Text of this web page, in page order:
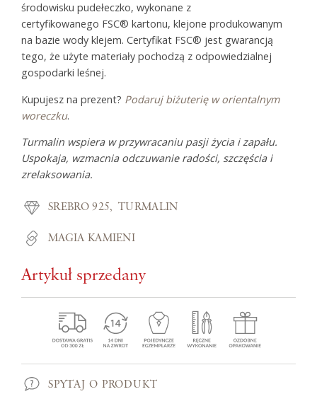
środowisku pudełeczko, wykonane z
certyfikowanego FSC® kartonu, klejone produkowanym
na bazie wody klejem. Certyfikat FSC® jest gwarancją
tego, że użyte materiały pochodzą z odpowiedzialnej
gospodarki leśnej.
Kupujesz na prezent? Podaruj biżuterię w orientalnym
woreczku.
Turmalin wspiera w przywracaniu pasji życia i zapału.
Uspokaja, wzmacnia odczuwanie radości, szczęścia i
zrelaksowania.
SREBRO 925 TURMALIN
MAGIA KAMIENI
Artykuł sprzedany
SPYTAJ O PRODUKT